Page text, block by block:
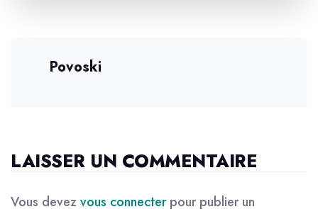
Povoski
LAISSER UN COMMENTAIRE
Vous devez vous connecterpour publier un